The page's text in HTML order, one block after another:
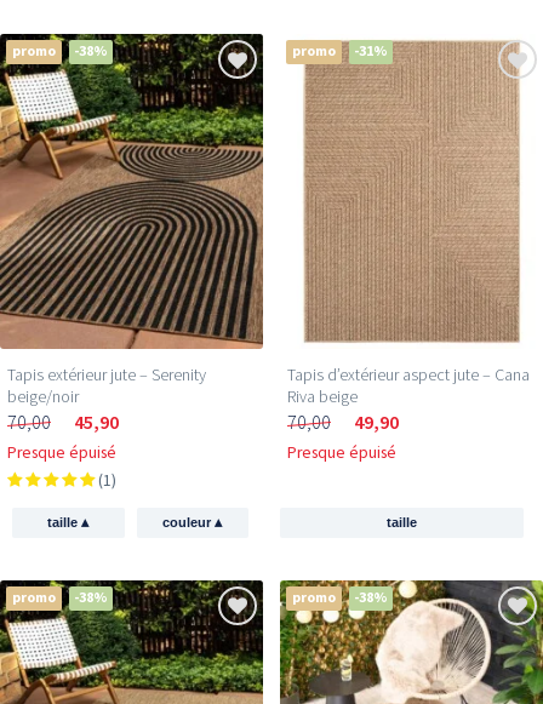
promo -38%
Tapis extérieur jute​ – Serenity
beige/noir
70,00 45,90
Presque épuisé
(1)
taille▴ couleur▴
promo -31%
Tapis d’extérieur aspect jute – Cana
Riva beige
70,00 49,90
Presque épuisé
taille
promo -38% promo -38%